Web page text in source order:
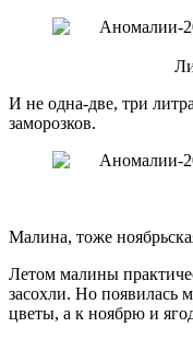
И не одна-две, три
заморозков.
Малина, тоже
Летом малины
засохли. Но появилась
цветы, а к ноябрю и